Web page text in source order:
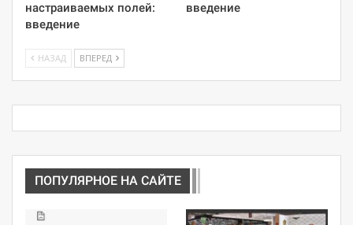
настраиваемых полей:
введение
введение
НАЗАД ВПЕРЕД
ПОПУЛЯРНОЕ НА САЙТЕ